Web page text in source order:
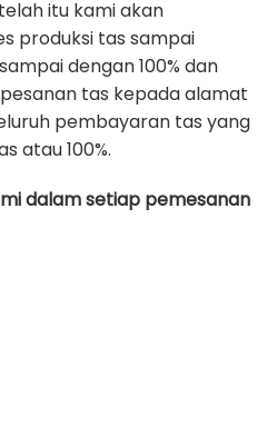
itu kami akan
produksi tas sampai
dengan 100% dan
tas kepada alamat
pembayaran tas yang
atau 100%.
dalam setiap pemesanan